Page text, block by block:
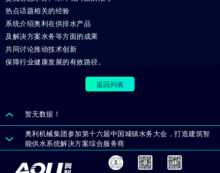
热点话题相关的经验
系统介绍奥利在供排水产品
及解决方案水务等方面的成果
共同讨论推动技术创新
保障行业健康发展的有效路径。
返回列表
暂无数据！
奥利机械集团参加第十六届中国城镇水务大会，打造建筑智
能供水系统解决方案综合服务商